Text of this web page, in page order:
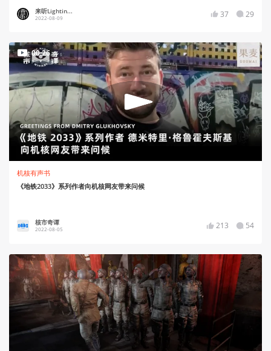
来听Lightin...
2022-08-09 37 29
00:26
机核有声书
《地铁2033》系列作者向机核网友带来问候
核市奇谭
2022-08-05 213 54